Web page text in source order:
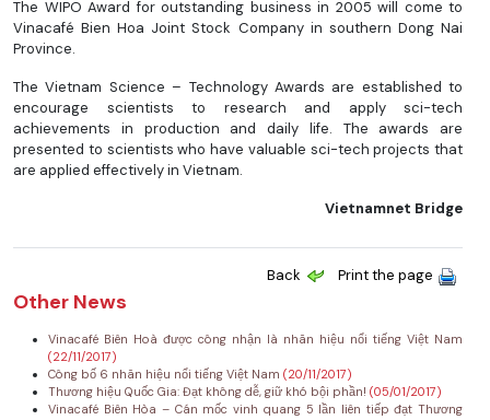
The WIPO Award for outstanding business in 2005 will come to
Vinacafé Bien Hoa Joint Stock Company in southern Dong Nai
Province.
The Vietnam Science – Technology Awards are established to
encourage scientists to research and apply sci-tech
achievements in production and daily life. The awards are
presented to scientists who have valuable sci-tech projects that
are applied effectively in Vietnam.
Vietnamnet Bridge
Back Print the page
Other News
Vinacafé Biên Hoà được công nhận là nhãn hiệu nổi tiếng Việt Nam
(22/11/2017)
Công bố 6 nhãn hiệu nổi tiếng Việt Nam (20/11/2017)
Thương hiệu Quốc Gia: Đạt không dễ, giữ khó bội phần! (05/01/2017)
Vinacafé Biên Hòa – Cán mốc vinh quang 5 lần liên tiếp đạt Thương